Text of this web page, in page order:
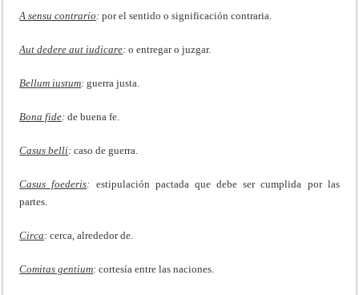
A sensu contrario :por el sentido o significación contraria.
Aut dedere aut iudicare:o entregar o juzgar.
Bellum iustum:guerra justa.
Bona fide:de buena fe.
Casus belli :caso de guerra.
Casus foederis: estipulación pactada que debe ser cumplida por las
partes.
Circa :cerca, alrededor de.
Comitas gentium:cortesía entre las naciones.